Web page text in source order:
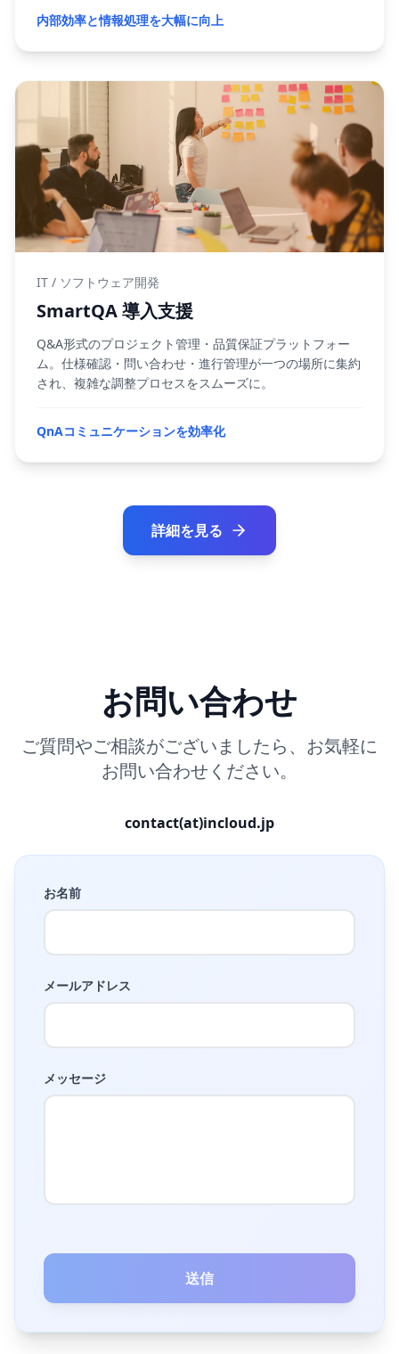
内部効率と情報処理を大幅に向上
IT / ソフトウェア開発
SmartQA 導入支援
Q&A形式のプロジェクト管理・品質保証プラットフォー
ム。仕様確認・問い合わせ・進行管理が一つの場所に集約
され、複雑な調整プロセスをスムーズに。
QnAコミュニケーションを効率化
詳細を見る
お問い合わせ
ご質問やご相談がございましたら、お気軽に
お問い合わせください。
contact(at)incloud.jp
お名前
メールアドレス
メッセージ
送信